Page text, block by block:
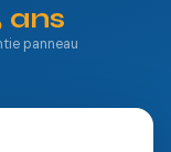
ans
panneau